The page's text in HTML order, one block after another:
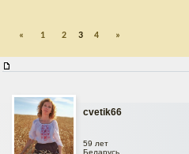
« 1 2 3 4 »
cvetik66
59 лет
Беларусь